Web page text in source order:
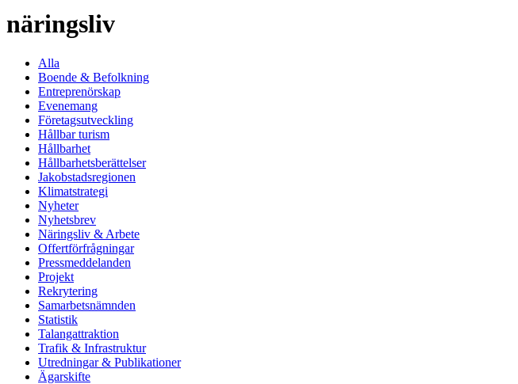
näringsliv
Alla
Boende & Befolkning
Entreprenörskap
Evenemang
Företagsutveckling
Hållbar turism
Hållbarhet
Hållbarhetsberättelser
Jakobstadsregionen
Klimatstrategi
Nyheter
Nyhetsbrev
Näringsliv & Arbete
Offertförfrågningar
Pressmeddelanden
Projekt
Rekrytering
Samarbetsnämnden
Statistik
Talangattraktion
Trafik & Infrastruktur
Utredningar & Publikationer
Ägarskifte